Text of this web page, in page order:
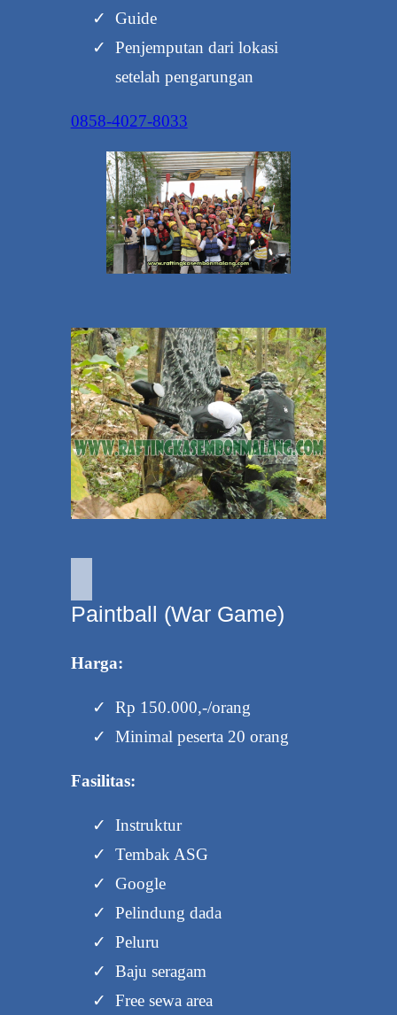
Guide
Penjemputan dari lokasi
setelah pengarungan
0858-4027-8033
Paintball (War Game)
Harga:
Rp 150.000,-/orang
Minimal peserta 20 orang
Fasilitas:
Instruktur
Tembak ASG
Google
Pelindung dada
Peluru
Baju seragam
Free sewa area